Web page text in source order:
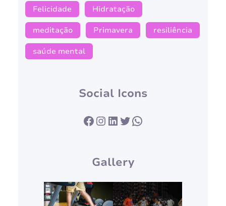
Felicidade Hidratação
meditação Primavera resiliência
saúde mental
Social Icons
Facebook InstagramLinkedIn Twitter WhatsApp
Gallery